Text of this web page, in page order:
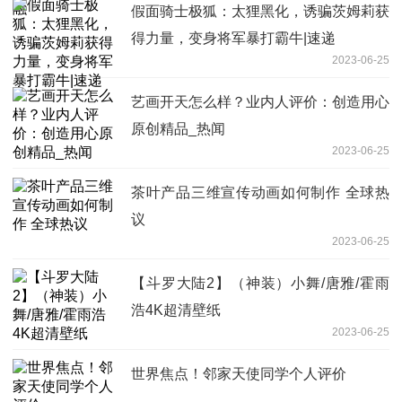
假面骑士极狐：太狸黑化，诱骗茨姆莉获
得力量，变身将军暴打霸牛|速递
2023-06-25
艺画开天怎么样？业内人评价：创造用心
原创精品_热闻
2023-06-25
茶叶产品三维宣传动画如何制作 全球热
议
2023-06-25
【斗罗大陆2】（神装）小舞/唐雅/霍雨
浩4K超清壁纸
2023-06-25
世界焦点！邻家天使同学个人评价